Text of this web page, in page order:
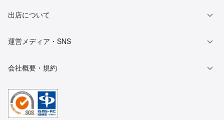
出店について
運営メディア・SNS
会社概要・規約